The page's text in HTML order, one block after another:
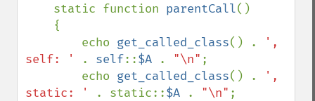
    static function
parentCall()
        echo
get_called_class() .
',
self: '
. self::$A . "\n" ;
        echo
get_called_class() .
',
static: '
. static::$A . "\n" ;